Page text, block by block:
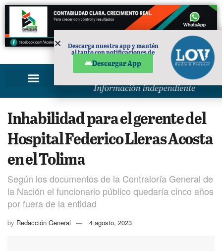
PUBLICIDAD
Inhabilidad para el gerente del
Hospital Federico Lleras Acosta
en el Tolima
Según los documentos de la Contraloría General de
la Nación el funcionario público quedaría cinco años
por fuera de la entidad
by Redacción General 4 agosto, 2023
Descarga nuestra app y mantén
al tanto con notificaciones de
Descargar App